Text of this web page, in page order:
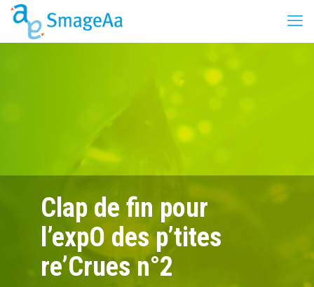
Clap de fin pour
l’expO des p’tites
re’Crues n°2